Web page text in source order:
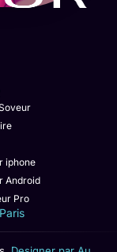
iphone
Android
Pro